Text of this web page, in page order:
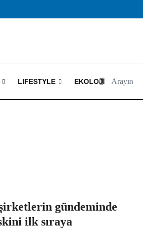
LIFESTYLE EKOLOJI
gündeminde
ilk sıraya